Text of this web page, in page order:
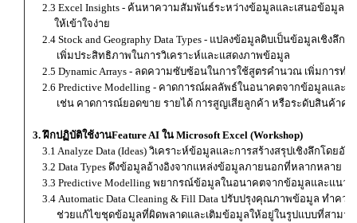
2.3 Excel Insights - ค้นหาความสัมพันธ์ระหว่างข้อมูลและเสนอข้อมูลเ
ให้เข้าใจง่าย
2.4 Stock and Geography Data Types - แปลงข้อมูลดิบเป็นข้อมูลเชิงลึก
เพิ่มประสิทธิภาพในการวิเคราะห์และแสดงภาพข้อมูล
2.5 Dynamic Arrays - ลดความซับซ้อนในการใช้สูตรคำนวณ เพิ่มการท
2.6 Predictive Modelling - คาดการณ์ผลลัพธ์ในอนาคตจากข้อมูลและแ
เช่น คาดการณ์ยอดขาย รายได้ การสูญเสียลูกค้า หรือระดับสินค้าคง
3. ฝึกปฏิบัติใช้งานFeature AI ใน Microsoft Excel (Workshop)
3.1 Analyze Data (Ideas) วิเคราะห์ข้อมูลและการสร้างสรุปเชิงลึกโดยอัต
3.2 Data Types ดึงข้อมูลอ้างอิงจากแหล่งข้อมูลภายนอกที่หลากหลาย
3.3 Predictive Modelling พยากรณ์ข้อมูลในอนาคตจากข้อมูลและแนว
3.4 Automatic Data Cleaning & Fill Data ปรับปรุงคุณภาพข้อมูล ทำคว
ช่วยแก้ไขชุดข้อมูลที่ผิดพลาดและเติมข้อมูลให้อยู่ในรูปแบบที่สามาร